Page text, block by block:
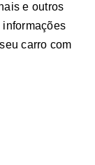
e outros
informações
carro com